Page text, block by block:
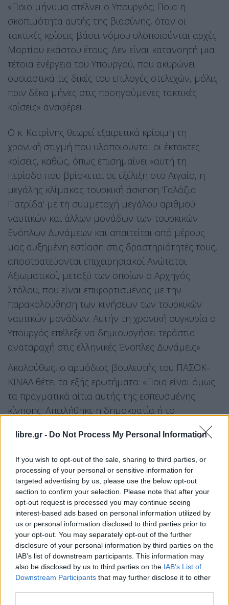
libre.gr - Do Not Process My Personal Information
If you wish to opt-out of the sale, sharing to third parties, or
processing of your personal or sensitive information for
targeted advertising by us, please use the below opt-out
section to confirm your selection. Please note that after your
opt-out request is processed you may continue seeing
interest-based ads based on personal information utilized by
us or personal information disclosed to third parties prior to
your opt-out. You may separately opt-out of the further
disclosure of your personal information by third parties on the
IAB’s list of downstream participants. This information may
also be disclosed by us to third parties on the IAB’s List of
Downstream Participants that may further disclose it to other
«Ποιο μήνυμα στέλνει ο Υπουργός; Ποια η
σκοπιμότητα αυτής της βιασύνης, όταν οι
τακτικές κρίσεις βάσει νόμου υλοποιούνται αρχές
Μαρτίου εκάστου έτους; Δεν είναι κατανοητή μια
τέτοια ενέργεια του Υπουργού, που ακυρώνει
ουσιαστικά τις δικές του επιλογές στελεχών, μόλις
πριν δέκα μήνες στις προηγούμενες τακτικές
κρίσεις» αναφέρει.
Ο κ. Κατρίνης θεωρεί εξαιρετικά κρίσιμη τη
χρονική στιγμή που υλοποιούνται οι έκτακτες
κρίσεις, καθώς, όπως επισημαίνει «αυτή τη
περίοδο που βρίσκεται σε εξέλιξη στο Αιγαίο, η
μεγάλης κλίμακας τουρκική άσκηση ‘Γαλάζια
Πατρίδα’ με τη συμμετοχή μεγάλου αριθμού
ναυτικών και άλλων μονάδων των τουρκικών
Ενόπλων Δυνάμεων και απαιτείται από μέρους
μας αυξημένη εστίαση στις δραστηριότητές τους,
αποστρατεύονται επιχειρησιακοί Ανώτατοι
Αξιωματικοί, μεταξύ των οποίων ο Αρχηγός
Στόλου, που είναι επιφορτισμένος με την
παρακολούθηση των κινήσεων των τουρκικών
ναυτικών μονάδων. Αυτήν τη χρονική συγκυρία ο
Υπουργός επέλεξε να δημιουργήσει τεράστια
αναταραχή στις ελληνικές Ένοπλες Δυνάμεις».
Ακολούθως, ο αρμόδιος βουλευτής του ΠΑΣΟΚ-
ΚΙΝΑΛ θέτει τα εξής ερωτήματα: «Ποια είναι όμως
τα πραγματικά αίτια αυτής της εσπευσμένης
κίνησης; Απειλήθηκε η δημοκρατία ή το
στράτευμα; Ή μήπως ο Υπουργός έλαβε έκτακτα
μέτρα για άλλους λόγους; Μήπως απομάκρυνε
προσωπικές επιλογές του και ιδιαίτερα απέναντι
στην απαξιωτική στάση της κυβέρνησης προς τα
χρονίζοντα προβλήματα των στελεχών, που έχει
δημιουργήσει αυξητικές τάσεις στο ήδη τεράστιο
κύμα φυγής τους. Ποιος θα είναι άραγε ο
αντίκτυπος των σημερινών έκτακτων κρίσεων στο
σύνολο του έμψυχου δυναμικού των Ενόπλων
Δυνάμεων;».
Ο κ. Κατρίνης καταλήγει υπογραμμίζοντας πώς